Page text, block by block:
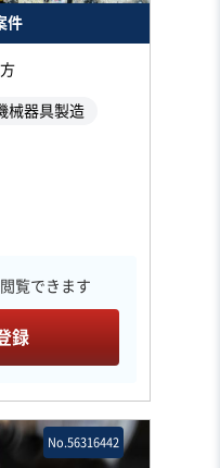
件
械器具製造
覧できます
録
No.56316442